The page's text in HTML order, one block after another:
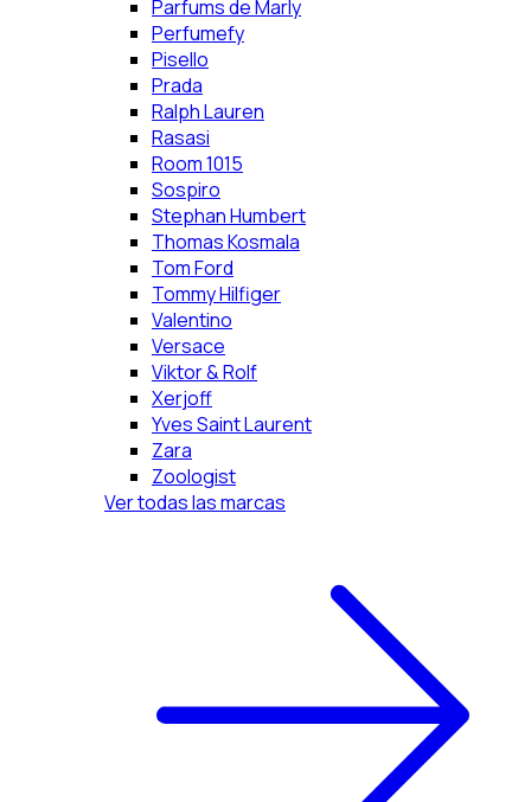
Parfums de Marly
Perfumefy
Pisello
Prada
Ralph Lauren
Rasasi
Room 1015
Sospiro
Stephan Humbert
Thomas Kosmala
Tom Ford
Tommy Hilfiger
Valentino
Versace
Viktor & Rolf
Xerjoff
Yves Saint Laurent
Zara
Zoologist
Ver todas las marcas